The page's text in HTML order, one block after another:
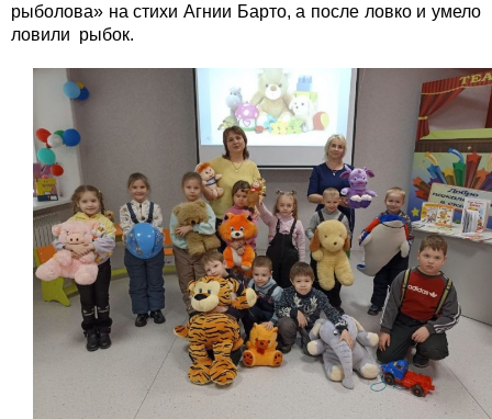
рыболова» на стихи Агнии Барто, а после ловко и умело
ловили рыбок.